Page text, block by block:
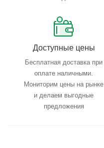
Доступные цены
Бесплатная доставка при
оплате наличными.
Мониторим цены на рынке
и делаем выгодные
предложения